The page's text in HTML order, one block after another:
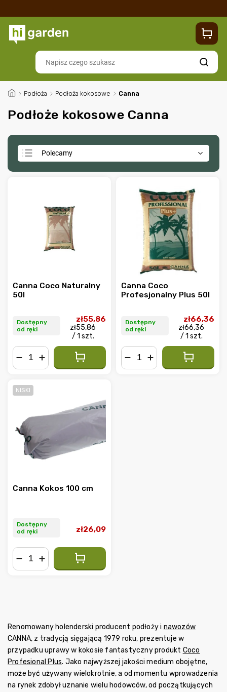
Contacts
Szukaj
/ Podłoża / Podłoża kokosowe / Canna
Podłoże kokosowe Canna
Polecamy
Alfabetycznie
Canna Coco Naturalny
50l
Dostępny
od ręki
zł55,86
zł55,86
/ 1 szt.
Canna Coco
Profesjonalny Plus 50l
Dostępny
od ręki
zł66,36
zł66,36
/ 1 szt.
NISKI
Canna Kokos 100 cm
Dostępny
od ręki
zł26,09
Renomowany holenderski producent podłoży i nawozów
CANNA, z tradycją sięgającą 1979 roku, prezentuje w
przypadku uprawy w kokosie fantastyczny produkt Coco
Profesional Plus. Jako najwyższej jakości medium obojętne,
może być używany wielokrotnie, a od momentu wprowadzenia
na rynek zdobył uznanie wielu hodowców, od początkujących